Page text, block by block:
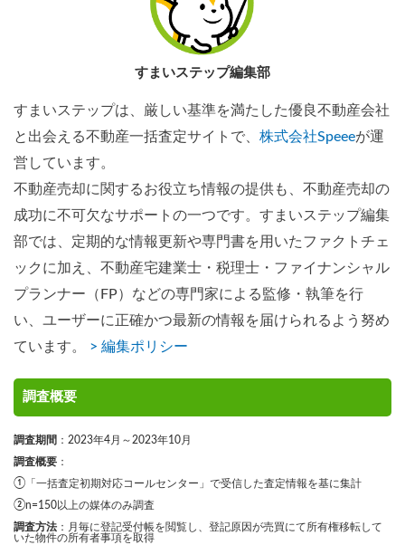
すまいステップ編集部
すまいステップは、厳しい基準を満たした優良不動産会社
と出会える不動産一括査定サイトで、 株式会社Speeeが運
営しています。
不動産売却に関するお役立ち情報の提供も、不動産売却の
成功に不可欠なサポートの一つです。すまいステップ編集
部では、定期的な情報更新や専門書を用いたファクトチェ
ックに加え、不動産宅建業士・税理士・ファイナンシャル
プランナー（FP）などの専門家による監修・執筆を行
い、ユーザーに正確かつ最新の情報を届けられるよう努め
ています。 > 編集ポリシー
調査概要
調査期間 ：2023年4月～2023年10月
調査概要 ：
①「一括査定初期対応コールセンター」で受信した査定情報を基に集計
②n=150以上の媒体のみ調査
調査方法 ：月毎に登記受付帳を閲覧し、登記原因が売買にて所有権移転して
いた物件の所有者事項を取得